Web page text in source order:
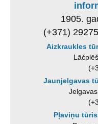
1905.
(+371)
Aizkraukles
Jaunjelgavas
Pļaviņu